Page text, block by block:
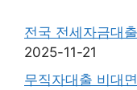
전국 전세자금대
2025-11-21
무직자대출 비대